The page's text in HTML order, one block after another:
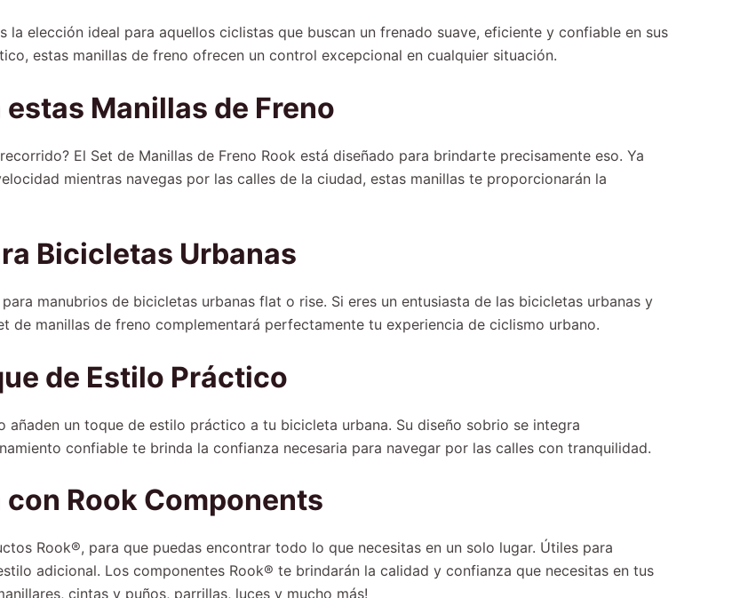
la elección ideal para aquellos ciclistas que buscan un frenado suave, eficiente y confiable en sus
estas manillas de freno ofrecen un control excepcional en cualquier situación.
Manillas de Freno
El Set de Manillas de Freno Rook está diseñado para brindarte precisamente eso. Ya
mientras navegas por las calles de la ciudad, estas manillas te proporcionarán la
Bicicletas Urbanas
manubrios de bicicletas urbanas flat o rise. Si eres un entusiasta de las bicicletas urbanas y
de manillas de freno complementará perfectamente tu experiencia de ciclismo urbano.
de Estilo Práctico
añaden un toque de estilo práctico a tu bicicleta urbana. Su diseño sobrio se integra
confiable te brinda la confianza necesaria para navegar por las calles con tranquilidad.
Rook Components
Rook®, para que puedas encontrar todo lo que necesitas en un solo lugar. Útiles para
adicional. Los componentes Rook® te brindarán la calidad y confianza que necesitas en tus
cintas y puños, parrillas, luces y mucho más!